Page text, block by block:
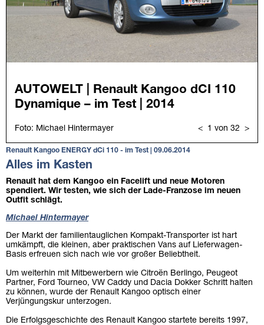
Renault Kangoo ENERGY dCi 110 - im Test | 09.06.2014
Alles im Kasten
Renault hat dem Kangoo ein Facelift und neue Motoren
spendiert. Wir testen, wie sich der Lade-Franzose im neuen
Outfit schlägt.
Michael Hintermayer
Der Markt der familientauglichen Kompakt-Transporter ist hart
umkämpft, die kleinen, aber praktischen Vans auf Lieferwagen-
Basis erfreuen sich nach wie vor großer Beliebtheit.
Um weiterhin mit Mitbewerbern wie Citroën Berlingo, Peugeot
Partner, Ford Tourneo, VW Caddy und Dacia Dokker Schritt halten
zu können, wurde der Renault Kangoo optisch einer
Verjüngungskur unterzogen.
Die Erfolgsgeschichte des Renault Kangoo startete bereits 1997,